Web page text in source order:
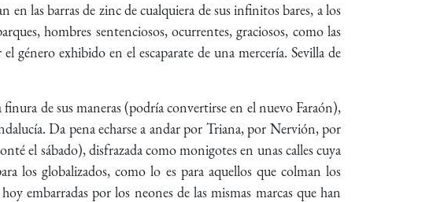
las barras de zinc de cualquiera de sus infinitos bares, a los
hombres sentenciosos, ocurrentes, graciosos, como las
género exhibido en el escaparate de una mercería. Sevilla de
de sus maneras (podría convertirse en el nuevo Faraón),
Da pena echarse a andar por Triana, por Nervión, por
el sábado), disfrazada como monigotes en unas calles cuya
los globalizados, como lo es para aquellos que colman los
embarradas por los neones de las mismas marcas que han